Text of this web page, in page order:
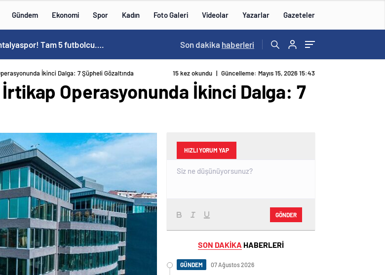
Gündem Ekonomi Spor Kadın Foto Galeri Videolar Yazarlar Gazeteler
Tam 5 futbolcu…. 15:21 /
Son dakika haberleri
İkinci Dalga: 7 Şüpheli Gözaltında 15 kez okundu | Güncelleme: Mayıs 15, 2026 15:43
Operasyonunda İkinci Dalga: 7
HIZLI YORUM YAP
GÖNDER
SON DAKİKA HABERLERİ
GÜNDEM 07 Ağustos 2026